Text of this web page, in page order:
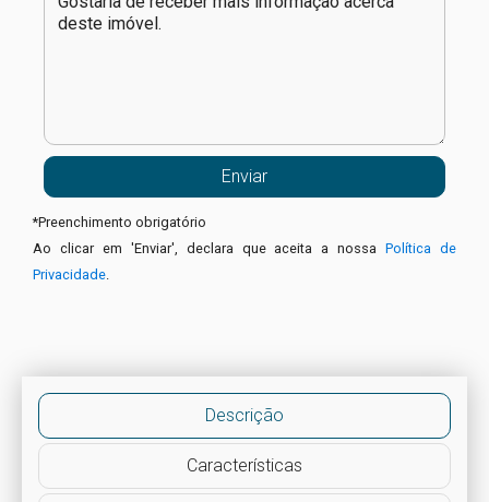
*Preenchimento obrigatório
Ao clicar em 'Enviar', declara que aceita a nossaPolítica de
Privacidade
Descrição
Características